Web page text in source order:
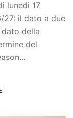
lunedì 17
27: il dato a due
della
del